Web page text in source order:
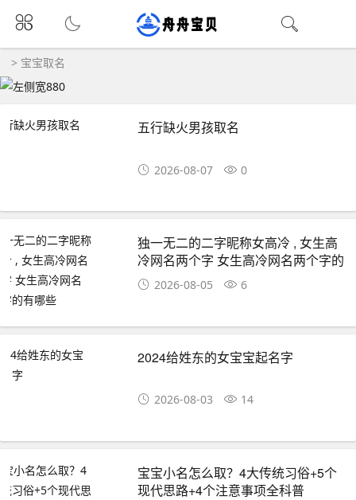
> 宝宝取名
五行缺火男孩取名
2026-08-07 0
独一无二的二字昵称女高冷 , 女生高
冷网名两个字 女生高冷网名两个字的
有哪些
2026-08-05 6
2024给姓东的女宝宝起名字
2026-08-03 14
宝宝小名怎么取？4大传统习俗+5个
现代思路+4个注意事项全科普